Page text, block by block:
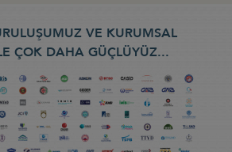
VE KURUMSAL
ÇOK DAHA GÜÇLÜYÜZ...